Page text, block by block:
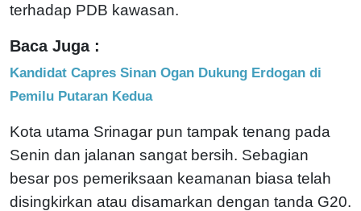
terhadap PDB kawasan.
Baca Juga :
Kandidat Capres Sinan Ogan Dukung Erdogan di
Pemilu Putaran Kedua
Kota utama Srinagar pun tampak tenang pada
Senin dan jalanan sangat bersih. Sebagian
besar pos pemeriksaan keamanan biasa telah
disingkirkan atau disamarkan dengan tanda G20.